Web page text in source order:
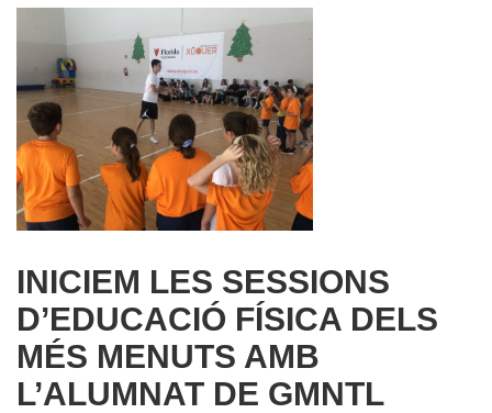
INICIEM LES SESSIONS
D’EDUCACIÓ FÍSICA DELS
MÉS MENUTS AMB
L’ALUMNAT DE GMNTL